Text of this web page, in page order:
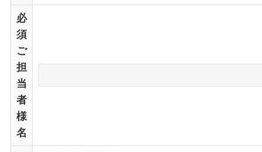
必
須
ご
担
当
者
様
名